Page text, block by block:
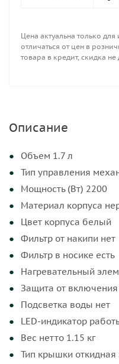
Отключение при
Мерная шкала нет
Рисунок на корпусе
Отложенный старт
Цена актуальна только
отличаться от цен в
товара в кредит, скидка не
Описание
Объем 1.7 л
Тип управления
Мощность (Вт) 2200
Материал корпуса
Цвет корпуса белый
Фильтр от накипи нет
Фильтр в носике есть
Нагревательный
Защита от
Подсветка воды нет
LED-индикатор
Вес нетто 1.15 кг
Тип крышки